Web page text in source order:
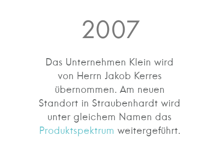
2007
Das Unternehmen Klein wird
von Herrn Jakob Kerres
übernommen. Am neuen
Standort in Straubenhardt wird
unter gleichem Namen das
Produktspektrum weitergeführt.